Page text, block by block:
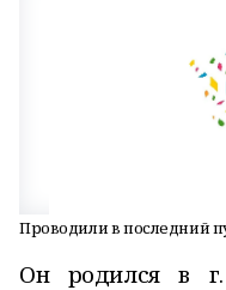
Проводили в последний
Он родился в